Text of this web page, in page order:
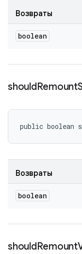
Возвраты
boolean
shouldRemount
public boolean
Возвраты
boolean
shouldRemount